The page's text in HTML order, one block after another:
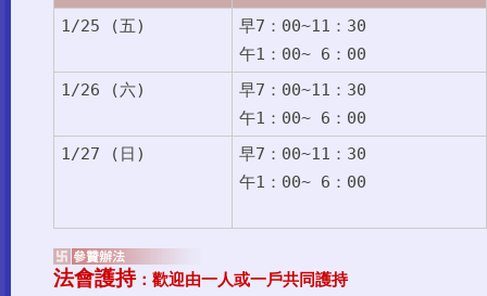
1/25 (五)
早7：00~11：30
午1：00~ 6：00
1/26 (六)
早7：00~11：30
午1：00~ 6：00
1/27 (日)
早7：00~11：30
午1：00~ 6：00
法會護持：歡迎由一人或一戶共同護持